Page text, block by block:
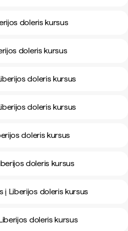
doleris kursus
doleris kursus
doleris kursus
doleris kursus
doleris kursus
doleris kursus
į Liberijos doleris kursus
doleris kursus